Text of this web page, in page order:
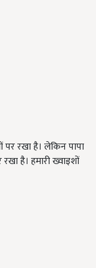
रखा है। लेकिन पापा
है। हमारी ख्वाइशों